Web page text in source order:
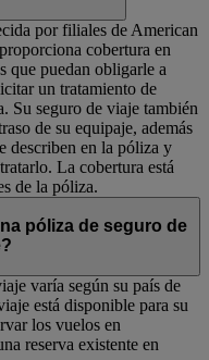
por filiales de American
cobertura en
que puedan obligarle a
un tratamiento de
Su seguro de viaje también
de su equipaje, además
describen en la póliza y
La cobertura está
de la póliza.
póliza de seguro de
varía según su país de
está disponible para su
los vuelos en
reserva existente en